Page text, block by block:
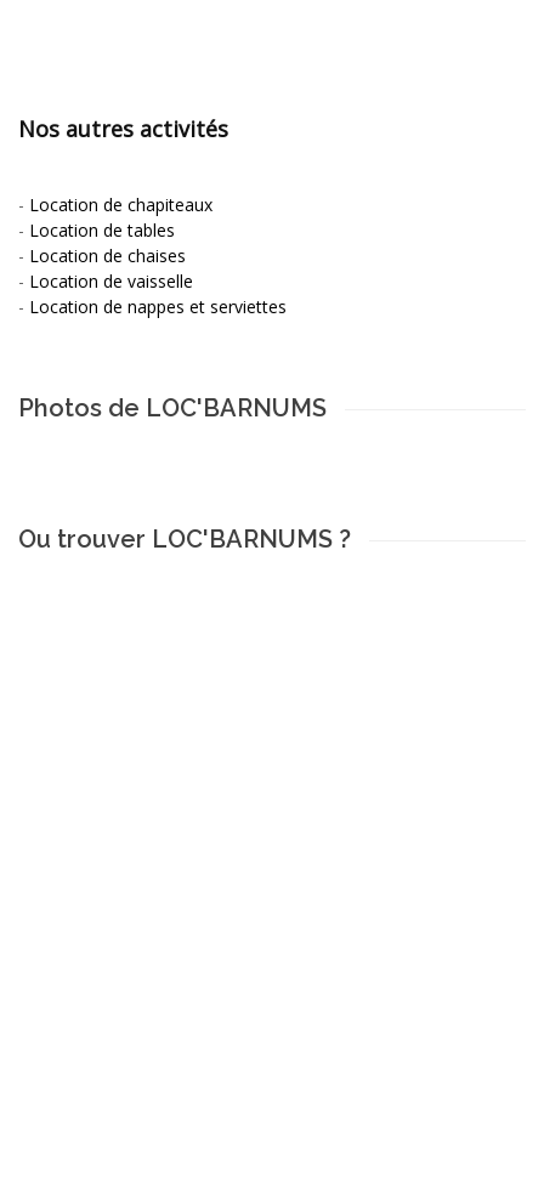
Nos autres activités
- Location de chapiteaux
- Location de tables
- Location de chaises
- Location de vaisselle
- Location de nappes et serviettes
Photos de LOC'BARNUMS
Ou trouver LOC'BARNUMS ?